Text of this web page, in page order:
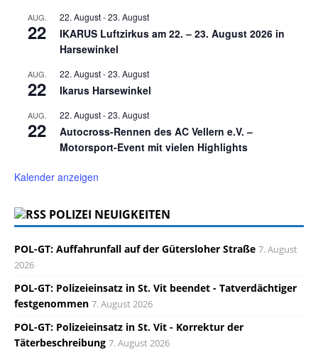
AUG.
22
22. August-23. August
IKARUS Luftzirkus am 22. – 23. August 2026 in
Harsewinkel
AUG.
22
22. August-23. August
Ikarus Harsewinkel
AUG.
22
22. August-23. August
Autocross-Rennen des AC Vellern e.V. –
Motorsport-Event mit vielen Highlights
Kalender anzeigen
POLIZEI NEUIGKEITEN
POL-GT: Auffahrunfall auf der Gütersloher Straße 7. August
2026
POL-GT: Polizeieinsatz in St. Vit beendet - Tatverdächtiger
festgenommen 7. August 2026
POL-GT: Polizeieinsatz in St. Vit - Korrektur der
Täterbeschreibung 7. August 2026